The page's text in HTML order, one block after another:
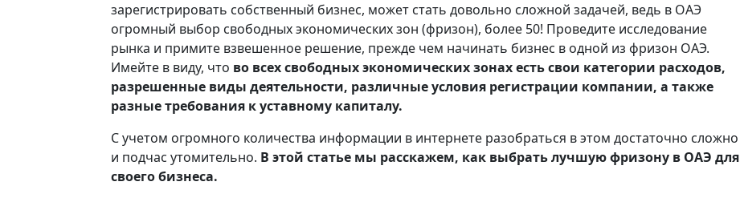
зарегистрировать собственный бизнес, может стать довольно сложной задачей, ведь в ОАЭ
огромный выбор свободных экономических зон (фризон), более 50! Проведите исследование
рынка и примите взвешенное решение, прежде чем начинать бизнес в одной из фризон ОАЭ.
Имейте в виду, что во всех свободных экономических зонах есть свои категории расходов,
разрешенные виды деятельности, различные условия регистрации компании, а также
разные требования к уставному капиталу.
С учетом огромного количества информации в интернете разобраться в этом достаточно сложно
и подчас утомительно. В этой статье мы расскажем, как выбрать лучшую фризону в ОАЭ для
своего бизнеса.